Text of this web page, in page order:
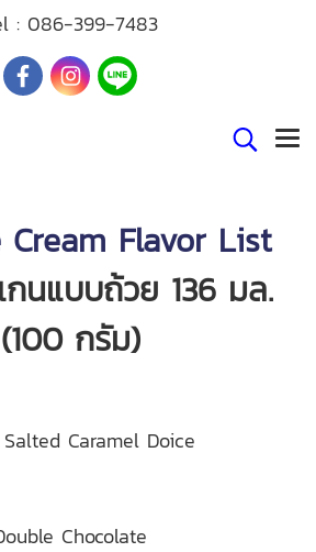
: 086-399-7483
Cream Flavor List
นแบบถ้วย 136 มล.
(100 กรัม)
Caramel Doice
Chocolate